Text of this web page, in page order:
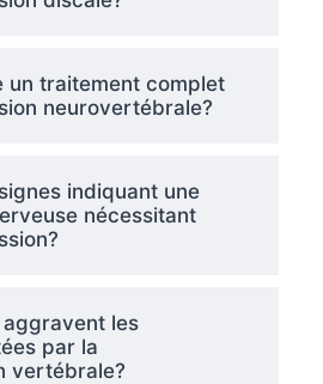
un traitement complet
neurovertébrale?
indiquant une
nécessitant
les
par la
vertébrale?